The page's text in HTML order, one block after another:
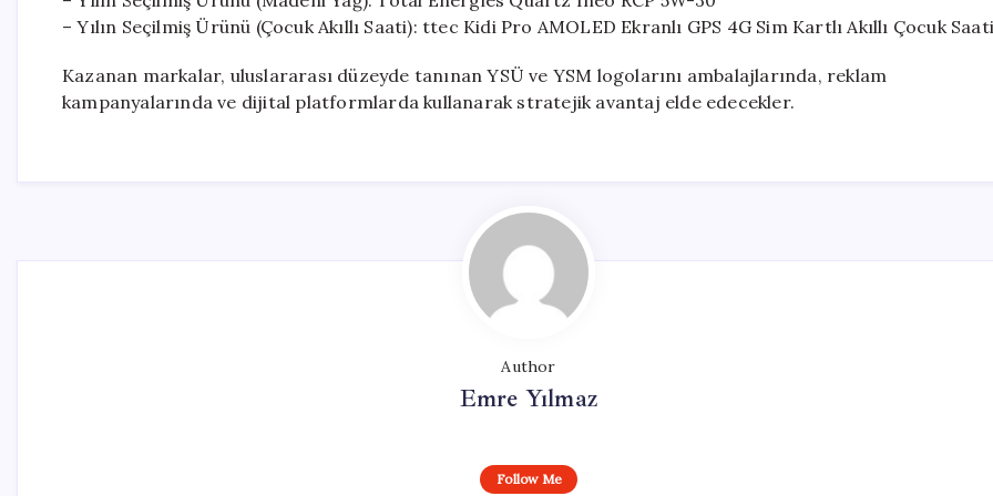
– Yılın Seçilmiş Ürünü (Çocuk Akıllı Saati): ttec Kidi Pro AMOLED Ekranlı GPS 4G Sim Kartlı Akıllı Çocuk Saati
Kazanan markalar, uluslararası düzeyde tanınan YSÜ ve YSM logolarını ambalajlarında, reklam
kampanyalarında ve dijital platformlarda kullanarak stratejik avantaj elde edecekler.
Author
Emre Yılmaz
Follow Me